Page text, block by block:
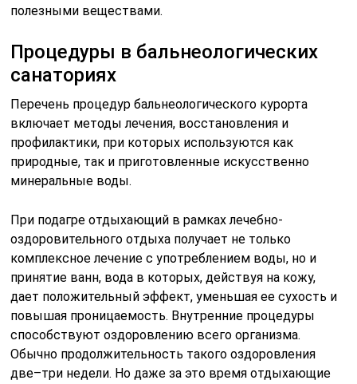
полезными веществами.
Процедуры в бальнеологических
санаториях
Перечень процедур бальнеологического курорта
включает методы лечения, восстановления и
профилактики, при которых используются как
природные, так и приготовленные искусственно
минеральные воды.
При подагре отдыхающий в рамках лечебно-
оздоровительного отдыха получает не только
комплексное лечение с употреблением воды, но и
принятие ванн, вода в которых, действуя на кожу,
дает положительный эффект, уменьшая ее сухость и
повышая проницаемость. Внутренние процедуры
способствуют оздоровлению всего организма.
Обычно продолжительность такого оздоровления
две–три недели. Но даже за это время отдыхающие